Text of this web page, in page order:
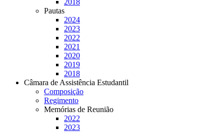
2018
Pautas
2024
2023
2022
2021
2020
2019
2018
Câmara de Assistência Estudantil
Composição
Regimento
Memórias de Reunião
2022
2023